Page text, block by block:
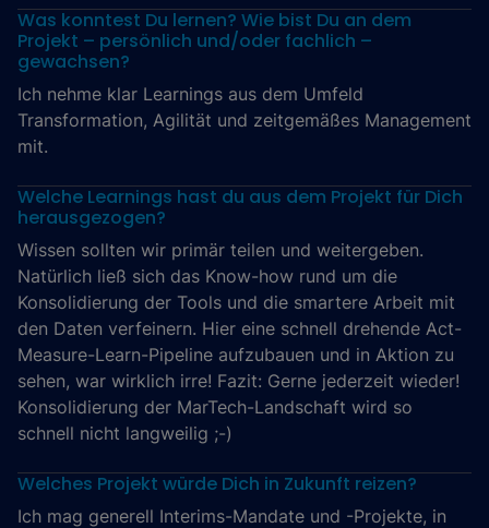
Was konntest Du lernen? Wie bist Du an dem
Projekt – persönlich und/oder fachlich –
gewachsen?
Ich nehme klar Learnings aus dem Umfeld
Transformation, Agilität und zeitgemäßes Management
mit.
Welche Learnings hast du aus dem Projekt für Dich
herausgezogen?
Wissen sollten wir primär teilen und weitergeben.
Natürlich ließ sich das Know-how rund um die
Konsolidierung der Tools und die smartere Arbeit mit
den Daten verfeinern. Hier eine schnell drehende Act-
Measure-Learn-Pipeline aufzubauen und in Aktion zu
sehen, war wirklich irre! Fazit: Gerne jederzeit wieder!
Konsolidierung der MarTech-Landschaft wird so
schnell nicht langweilig ;-)
Welches Projekt würde Dich in Zukunft reizen?
Ich mag generell Interims-Mandate und -Projekte, in